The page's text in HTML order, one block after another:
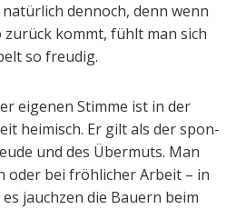
dennoch, denn wenn
zurück kommt, fühlt man sich
so freudig.
eigenen Stimme ist in der
heimisch. Er gilt als der spon­
und des Übermuts. Man
oder bei fröhlicher Arbeit – in
jauchzen die Bauern beim